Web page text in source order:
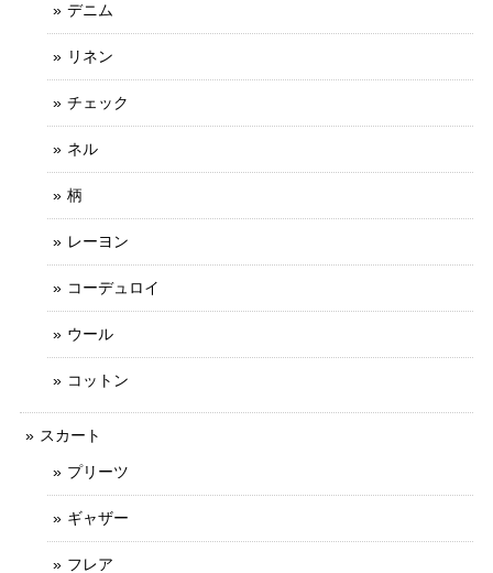
デニム
リネン
チェック
ネル
柄
レーヨン
コーデュロイ
ウール
コットン
スカート
プリーツ
ギャザー
フレア